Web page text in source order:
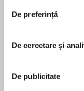
De preferință
De cercetare și
De publicitate
complications of
handsome,
abroad, Grace
Her solution: to
eye. Grace’s
Sebastian
pentru
Eva Leigh is a